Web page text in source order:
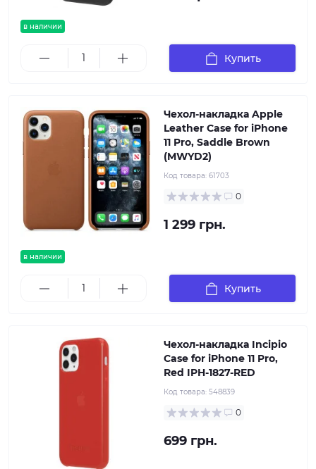
в наличии
Купить
в наличии
Чехол-накладка Apple
Leather Case for iPhone
11 Pro, Saddle Brown
(MWYD2)
Код товара: 61703
0
1 299 грн.
Купить
Чехол-накладка Incipio
Case for iPhone 11 Pro,
Red IPH-1827-RED
Код товара: 548839
0
699 грн.